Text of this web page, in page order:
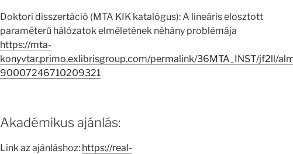
Doktori disszertáció (MTA KIK katalógus): A lineáris elosztott
paraméterű hálózatok elméletének néhány problémája
https://mta-
konyvtar.primo.exlibrisgroup.com/permalink/36MTA_INST/jf2ll/
90007246710209321
Akadémikus ajánlás:
Link az ajánláshoz: https://real-